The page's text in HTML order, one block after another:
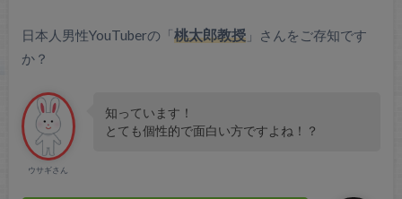
日本人男性YouTuberの「桃太郎教授」さんをご存知です
か？
ウサギさん
知っています！
とても個性的で面白い方ですよね！？